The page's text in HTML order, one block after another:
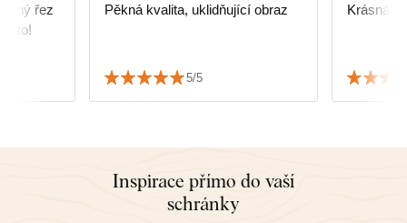
řez
to!
Pěkná kvalita, uklidňující obraz
5/5
Krásná
Inspirace přímo do vaší
schránky